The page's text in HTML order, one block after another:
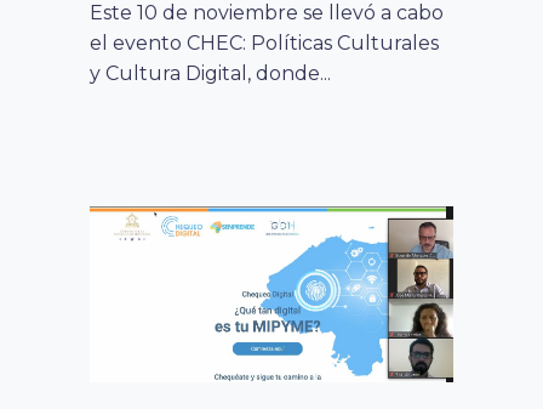
Este 10 de noviembre se llevó a cabo
el evento CHEC: Políticas Culturales
y Cultura Digital, donde...
21 agosto, 2019 fomento a la economía
digital
noticias
SUMMIT PAÍS DIGITAL EXPONDRÁ CLAVES
que se realizará el próximo 3 y 4 de
septiembre, analizará,...